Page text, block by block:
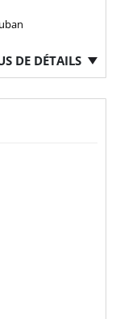
DE DÉTAILS